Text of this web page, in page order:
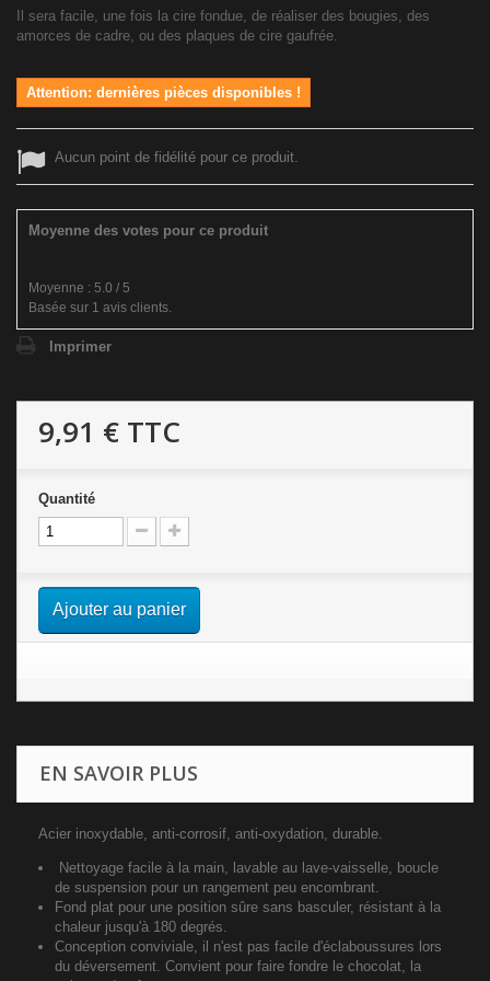
Il sera facile, une fois la cire fondue, de réaliser des bougies, des
amorces de cadre, ou des plaques de cire gaufrée.
Attention: dernières pièces disponibles !
Aucun point de fidélité pour ce produit.
Moyenne des votes pour ce produit
Moyenne : 5.0 / 5
Basée sur 1 avis clients.
Imprimer
9,91 € TTC
Quantité
Ajouter au panier
EN SAVOIR PLUS
Acier inoxydable, anti-corrosif, anti-oxydation, durable.
Nettoyage facile à la main, lavable au lave-vaisselle, boucle
de suspension pour un rangement peu encombrant.
Fond plat pour une position sûre sans basculer, résistant à la
chaleur jusqu'à 180 degrés.
Conception conviviale, il n'est pas facile d'éclaboussures lors
du déversement. Convient pour faire fondre le chocolat, la